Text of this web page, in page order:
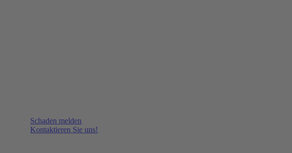
Schaden melden
Kontaktieren Sie uns!